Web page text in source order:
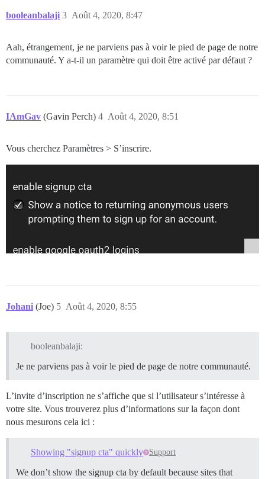
booleanbalaji Août 4, 2020, 8:47
3
Aah, étrangement, je ne parviens pas à voir le pied de page de notre
communauté. Y a-t-il un paramètre qui doit être activé par défaut ?
IAmGav (Gavin Perch) Août 4, 2020, 8:51
4
Vous cherchez Paramètres > S’inscrire.
Johani (Joe) Août 4, 2020, 8:55
5
booleanbalaji:
Je ne parviens pas à voir le pied de page de notre communauté.
L’invite d’inscription ne s’affiche que si l’utilisateur s’intéresse à
votre site. Vous trouverez plus d’informations sur la façon dont
nous mesurons cela ici :
Showing "signup cta" quickly Support
We don’t show the signup cta by default because sites that